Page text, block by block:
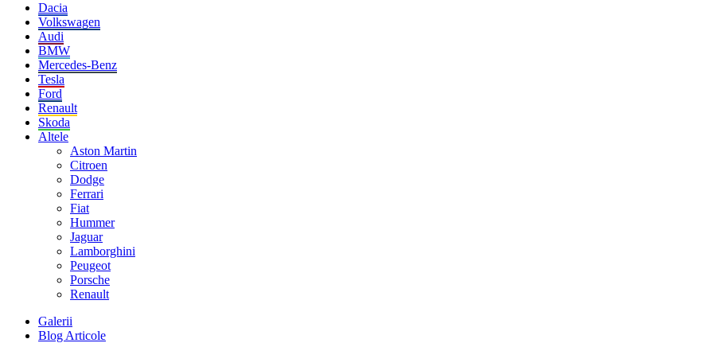
Dacia
Volkswagen
Audi
BMW
Mercedes-Benz
Tesla
Ford
Renault
Skoda
Altele
Aston Martin
Citroen
Dodge
Ferrari
Fiat
Hummer
Jaguar
Lamborghini
Peugeot
Porsche
Renault
Galerii
Blog Articole